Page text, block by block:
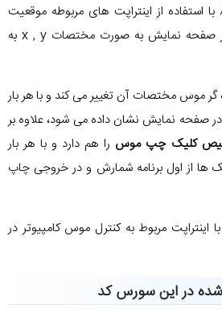
در این برنامه اسمبلی 8086 با استفاده از اینتراپت های مربوطه موقعیت
حال حاضر نشانگر موس در صفحه نمایش به صورت مختصات x , y به
گر موس مختصات آن تغییر می کند و با هر بار
صفحه نمایش نشان داده می شود، علاوه بر
کلیک چپ موسرا هم دارد و با هر بار
از اول برنامه شمارش و در خروجی چاپ
مربوط به کنترل موس کامپیوتر در
در این سورس کد